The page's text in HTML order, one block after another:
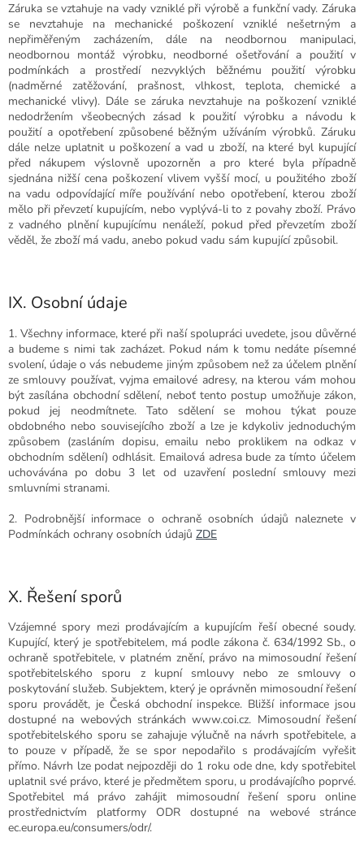
Záruka se vztahuje na vady vzniklé při výrobě a funkční vady. Záruka
se nevztahuje na mechanické poškození vzniklé nešetrným a
nepřiměřeným zacházením, dále na neodbornou manipulaci,
neodbornou montáž výrobku, neodborné ošetřování a použití v
podmínkách a prostředí nezvyklých běžnému použití výrobku
(nadměrné zatěžování, prašnost, vlhkost, teplota, chemické a
mechanické vlivy). Dále se záruka nevztahuje na poškození vzniklé
nedodržením všeobecných zásad k použití výrobku a návodu k
použití a opotřebení způsobené běžným užíváním výrobků. Záruku
dále nelze uplatnit u poškození a vad u zboží, na které byl kupující
před nákupem výslovně upozorněn a pro které byla případně
sjednána nižší cena poškození vlivem vyšší mocí, u použitého zboží
na vadu odpovídající míře používání nebo opotřebení, kterou zboží
mělo při převzetí kupujícím, nebo vyplývá-li to z povahy zboží. Právo
z vadného plnění kupujícímu nenáleží, pokud před převzetím zboží
věděl, že zboží má vadu, anebo pokud vadu sám kupující způsobil.
IX. Osobní údaje
1. Všechny informace, které při naší spolupráci uvedete, jsou důvěrné
a budeme s nimi tak zacházet. Pokud nám k tomu nedáte písemné
svolení, údaje o vás nebudeme jiným způsobem než za účelem plnění
ze smlouvy používat, vyjma emailové adresy, na kterou vám mohou
být zasílána obchodní sdělení, neboť tento postup umožňuje zákon,
pokud jej neodmítnete. Tato sdělení se mohou týkat pouze
obdobného nebo souvisejícího zboží a lze je kdykoliv jednoduchým
způsobem (zasláním dopisu, emailu nebo proklikem na odkaz v
obchodním sdělení) odhlásit. Emailová adresa bude za tímto účelem
uchovávána po dobu 3 let od uzavření poslední smlouvy mezi
smluvními stranami.
2. Podrobnější informace o ochraně osobních údajů naleznete v
Podmínkách ochrany osobních údajů ZDE
X. Řešení sporů
Vzájemné spory mezi prodávajícím a kupujícím řeší obecné soudy.
Kupující, který je spotřebitelem, má podle zákona č. 634/1992 Sb., o
ochraně spotřebitele, v platném znění, právo na mimosoudní řešení
spotřebitelského sporu z kupní smlouvy nebo ze smlouvy o
poskytování služeb. Subjektem, který je oprávněn mimosoudní řešení
sporu provádět, je Česká obchodní inspekce. Bližší informace jsou
dostupné na webových stránkách www.coi.cz. Mimosoudní řešení
spotřebitelského sporu se zahajuje výlučně na návrh spotřebitele, a
to pouze v případě, že se spor nepodařilo s prodávajícím vyřešit
přímo. Návrh lze podat nejpozději do 1 roku ode dne, kdy spotřebitel
uplatnil své právo, které je předmětem sporu, u prodávajícího poprvé.
Spotřebitel má právo zahájit mimosoudní řešení sporu online
prostřednictvím platformy ODR dostupné na webové stránce
ec.europa.eu/consumers/odr/.